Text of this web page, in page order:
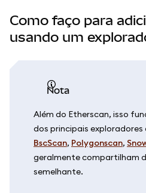
Como faço para
usando um
Nota
Além do Etherscan, isso
dos principais exploradores
BscScan, Polygonscan,
geralmente compartilham
semelhante.